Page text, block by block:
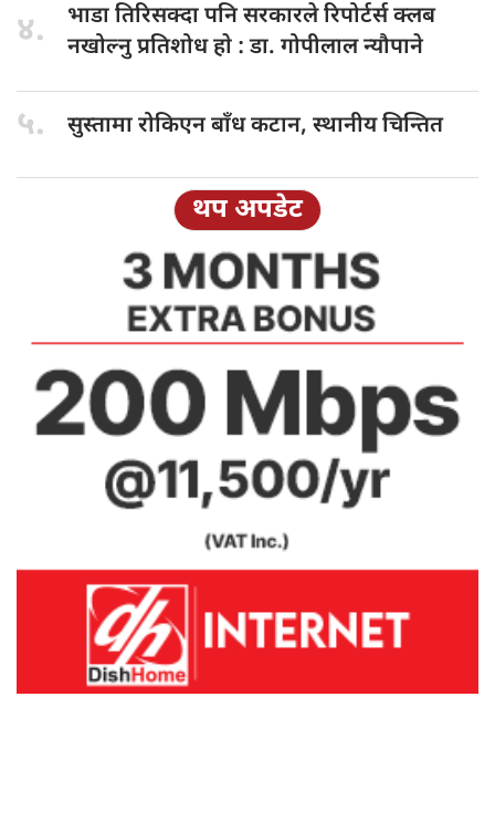
४. भाडा तिरिसक्दापनि सरकारले रिपोर्टर्स क्लब
नखोल्नु प्रतिशोध हाे : डा‍‍‍. गोपीलाल न्यौपाने
५. सुस्तामा रोकिएनबाँध कटान, स्थानीय चिन्तित
थप अपडेट